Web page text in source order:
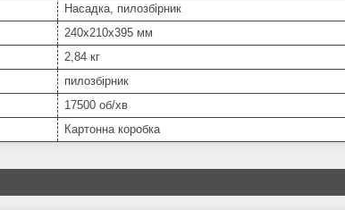
Насадка, пилозбірник
240х210х395 мм
2,84 кг
пилозбірник
17500 об/хв
Картонна коробка